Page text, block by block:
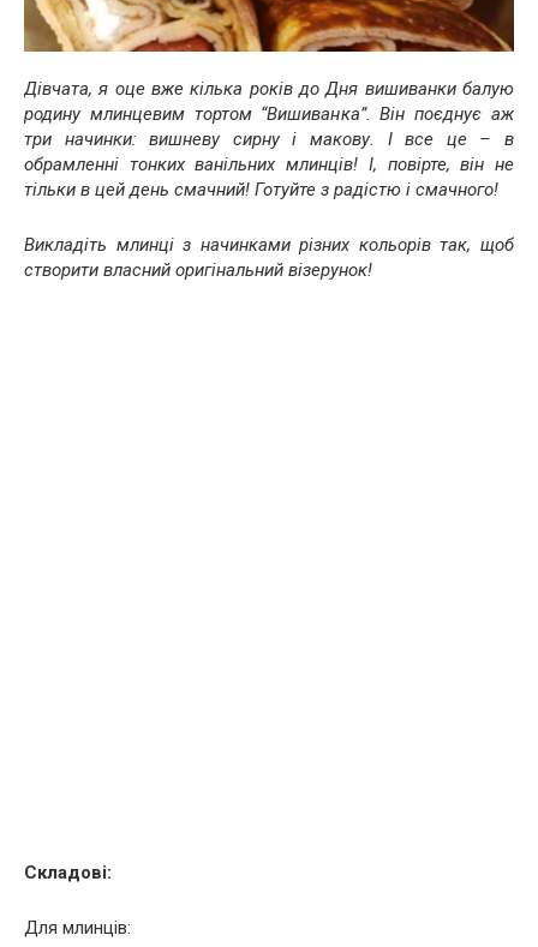
Дівчата, я оце вже кілька років до Дня вишиванки балую
родину млинцевим тортом “Вишиванка”. Він поєднує аж
три начинки: вишневу сирну і макову. І все це – в
обрамленні тонких ванільних млинців! І, повірте, він не
тільки в цей день смачний! Готуйте з радістю і смачного!
Викладіть млинці з начинками різних кольорів так, щоб
створити власний оригінальний візерунок!
Складові:
Для млинців: